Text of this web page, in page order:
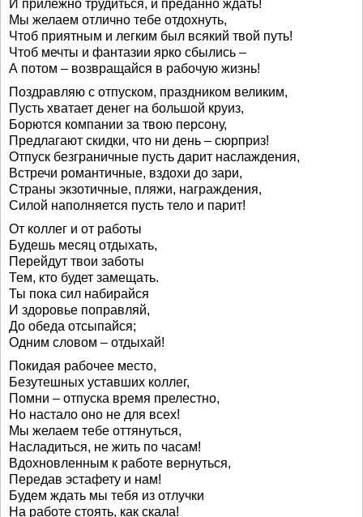
И прилежно трудиться, и преданно ждать!
Мы желаем отлично тебе отдохнуть,
Чтоб приятным и легким был всякий твой путь!
Чтоб мечты и фантазии ярко сбылись –
А потом – возвращайся в рабочую жизнь!
Поздравляю с отпуском, праздником великим,
Пусть хватает денег на большой круиз,
Борются компании за твою персону,
Предлагают скидки, что ни день – сюрприз!
Отпуск безграничные пусть дарит наслаждения,
Встречи романтичные, вздохи до зари,
Страны экзотичные, пляжи, награждения,
Силой наполняется пусть тело и парит!
От коллег и от работы
Будешь месяц отдыхать,
Перейдут твои заботы
Тем, кто будет замещать.
Ты пока сил набирайся
И здоровье поправляй,
До обеда отсыпайся;
Одним словом – отдыхай!
Покидая рабочее место,
Безутешных уставших коллег,
Помни – отпуска время прелестно,
Но настало оно не для всех!
Мы желаем тебе оттянуться,
Насладиться, не жить по часам!
Вдохновленным к работе вернуться,
Передав эстафету и нам!
Будем ждать мы тебя из отлучки
На работе стоять, как скала!